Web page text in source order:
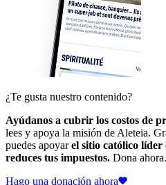
¿Te gusta nuestro contenido?
Ayúdanos a cubrir los costos de
lees y apoya la misión de Aleteia.
puedes apoyarel sitio católico
reduces tus impuestos. Dona ahora.
Hago una donación ahora